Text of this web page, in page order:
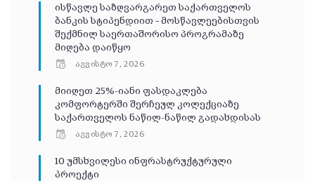
ისწავლე საზღვარგარეთ საქართველოს
ბანკის სტიპენდიით – მოსწავლეებისთვის
შექმნილ საერთაშორისო პროგრამაზე
მიღება დაიწყო
აგვისტო 7, 2026
მიიღეთ 25%-იანი ფასდაკლება
კომფორტერში შერჩეულ კოლექციაზე
საქართველოს ნაწილ-ნაწილ გადახდისას
აგვისტო 7, 2026
10 უმსხვილესი ინფრასტრუქტურული
პროექტი